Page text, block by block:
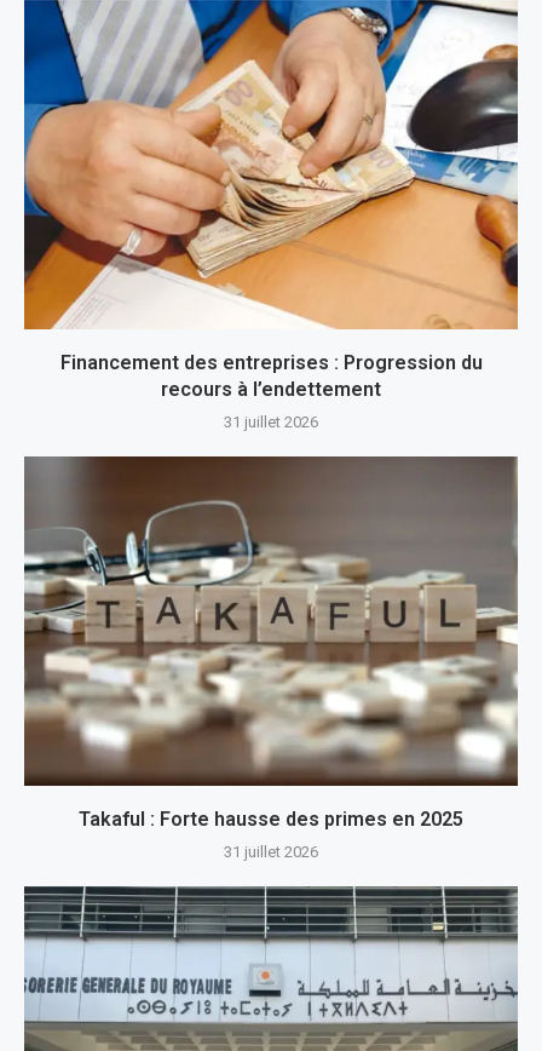
Financement des entreprises : Progression du
recours à l’endettement
31 juillet 2026
Takaful : Forte hausse des primes en 2025
31 juillet 2026